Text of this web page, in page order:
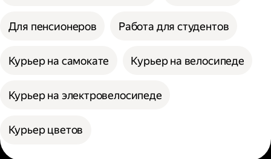
Для пенсионеров Работа для студентов
Курьер на самокате Курьер на велосипеде
Курьер на электровелосипеде
Курьер цветов